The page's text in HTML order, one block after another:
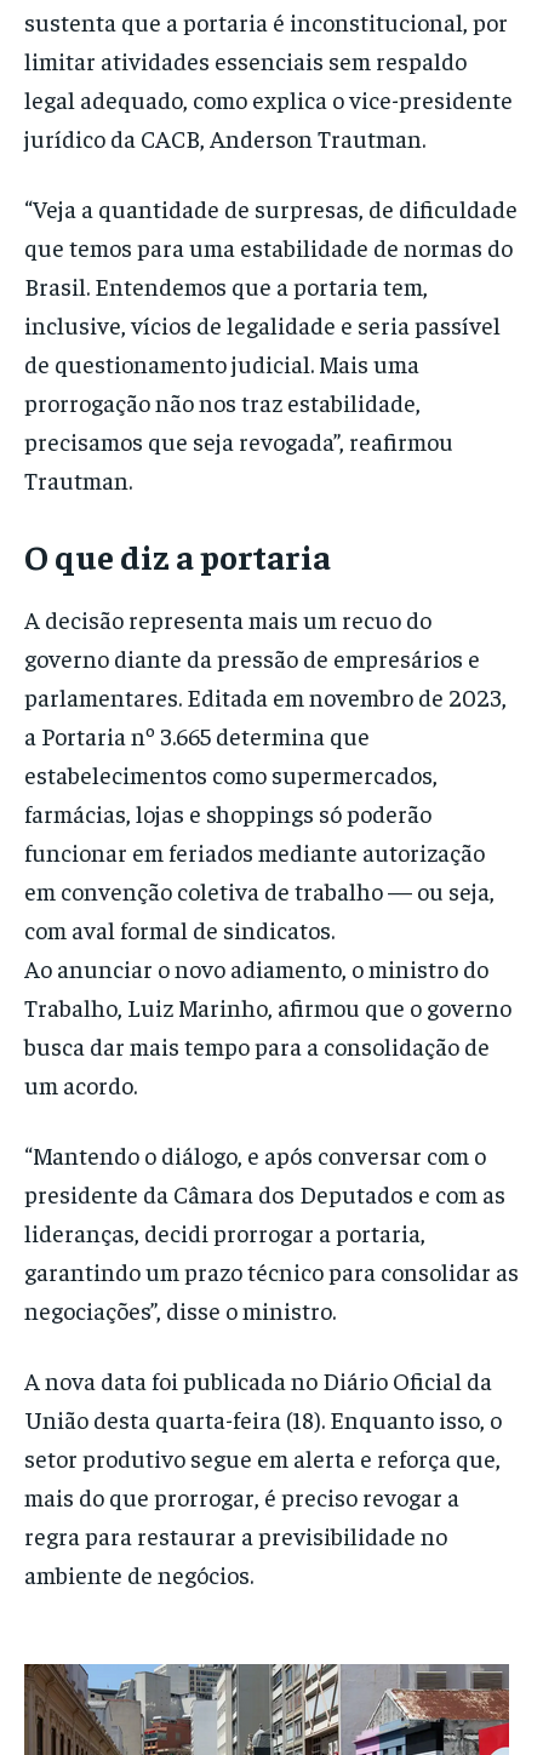
sustenta que a portaria é inconstitucional, por
limitar atividades essenciais sem respaldo
legal adequado, como explica o vice-presidente
jurídico da CACB, Anderson Trautman.
“Veja a quantidade de surpresas, de dificuldade
que temos para uma estabilidade de normas do
Brasil. Entendemos que a portaria tem,
inclusive, vícios de legalidade e seria passível
de questionamento judicial. Mais uma
prorrogação não nos traz estabilidade,
precisamos que seja revogada”, reafirmou
Trautman.
O que diz a portaria
A decisão representa mais um recuo do
governo diante da pressão de empresários e
parlamentares. Editada em novembro de 2023,
a Portaria nº 3.665 determina que
estabelecimentos como supermercados,
farmácias, lojas e shoppings só poderão
funcionar em feriados mediante autorização
em convenção coletiva de trabalho — ou seja,
com aval formal de sindicatos.
Ao anunciar o novo adiamento, o ministro do
Trabalho, Luiz Marinho, afirmou que o governo
busca dar mais tempo para a consolidação de
um acordo.
“Mantendo o diálogo, e após conversar com o
presidente da Câmara dos Deputados e com as
lideranças, decidi prorrogar a portaria,
garantindo um prazo técnico para consolidar as
negociações”, disse o ministro.
A nova data foi publicada no Diário Oficial da
União desta quarta-feira (18). Enquanto isso, o
setor produtivo segue em alerta e reforça que,
mais do que prorrogar, é preciso revogar a
regra para restaurar a previsibilidade no
ambiente de negócios.